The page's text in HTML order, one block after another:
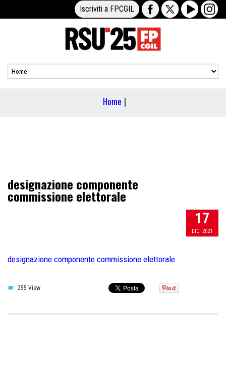
Iscriviti a FPCGIL
Home |
designazione componente
commissione elettorale
17
DIC 2021
designazione componente commissione elettorale
255 View